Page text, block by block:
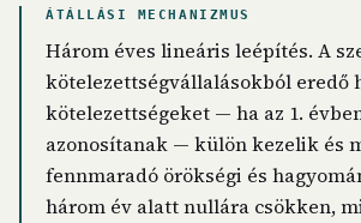
ÁTÁLLÁSI MECHANIZMUS
Három éves lineáris leépítés. A
kötelezettségvállalásokból eredő
kötelezettségeket — ha az 1.
azonosítanak — külön kezelik és
fennmaradó örökségi és
három év alatt nullára csökken,